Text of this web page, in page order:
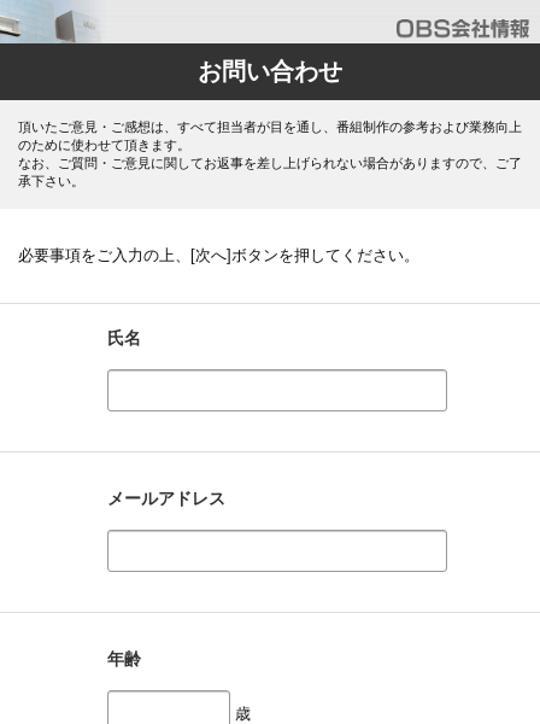
お問い合わせ
頂いたご意見・ご感想は、すべて担当者が目を通し、番組制作の参考および業務向上
のために使わせて頂きます。
なお、ご質問・ご意見に関してお返事を差し上げられない場合がありますので、ご了
承下さい。
必要事項をご入力の上、[次へ]ボタンを押してください。
氏名
メールアドレス
年齢
歳